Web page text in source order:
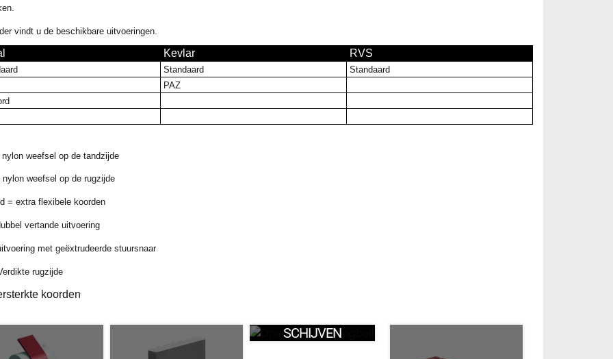
vindt u de beschikbare uitvoeringen.
Kevlar RVS
Standaard
Standaard
PAZ
weefsel op de tandzijde
nylon weefsel op de rugzijde
= extra flexibele koorden
vertande uitvoering
met geëxtrudeerde stuursnaar
rugzijde
koorden
SCHIJVEN